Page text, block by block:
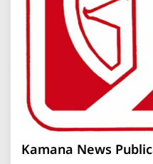
Kamana News